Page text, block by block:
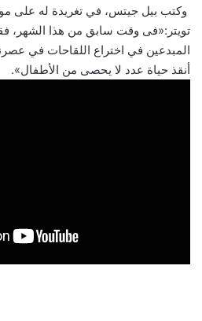
وكتب بيل جيتس، في تغريدة له على
تويتر:«فى وقت سابق من هذا الشهر،
المبدعين في اختراع اللقاحات في
أنقذ حياة عدد لا يحصى من الأطفال».